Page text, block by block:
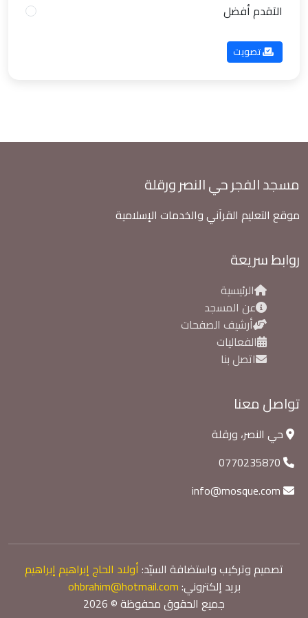
الآقدم أفضل
تصويت
مسجد الفجر حي النصر ورقلة
موقع التعليم القرآني والخدمات الإسلامية
روابط سريعة
الرئيسية
عن المسجد
أرشيف الصفحات
الفعاليات
اتصل بنا
تواصل معنا
حي النصر، ورقلة
تصميم وتركيب واستضافة السيّد:أولاد الحاج إبراهيم إبراهيم
بريد إلكتروني:ohbrahim@hotmail.com
جميع الحقوق محفوظة © 2026